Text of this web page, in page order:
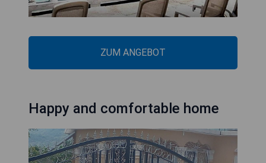
ZUM ANGEBOT
Happy and comfortable home